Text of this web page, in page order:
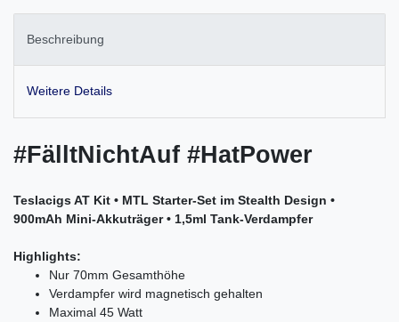
Beschreibung
Weitere Details
#FälltNichtAuf #HatPower
Teslacigs AT Kit • MTL Starter-Set im Stealth Design •
900mAh Mini-Akkuträger • 1,5ml Tank-Verdampfer
Highlights:
Nur 70mm Gesamthöhe
Verdampfer wird magnetisch gehalten
Maximal 45 Watt